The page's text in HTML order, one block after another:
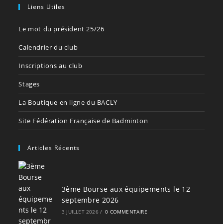
Liens Utiles
Le mot du président 25/26
Calendrier du club
Inscriptions au club
Stages
La Boutique en ligne du BACLY
Site Fédération Française de Badminton
Articles Récents
3ème Bourse aux équipements le 12
septembre 2026
3 JUILLET 2026 / 0 COMMENTAIRE